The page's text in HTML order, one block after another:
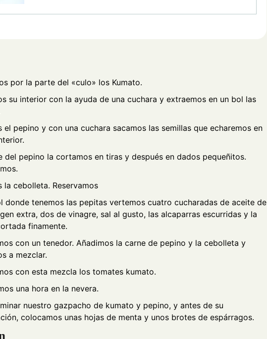
por la parte del «culo» los Kumato.
su interior con la ayuda de una cuchara y extraemos en un bol las
el pepino y con una cuchara sacamos las semillas que echaremos en
del pepino la cortamos en tiras y después en dados pequeñitos.
la cebolleta. Reservamos
donde tenemos las pepitas vertemos cuatro cucharadas de aceite de
extra, dos de vinagre, sal al gusto, las alcaparras escurridas y la
finamente.
con un tenedor. Añadimos la carne de pepino y la cebolleta y
a mezclar.
con esta mezcla los tomates kumato.
una hora en la nevera.
nuestro gazpacho de kumato y pepino, y antes de su
colocamos unas hojas de menta y unos brotes de espárragos.